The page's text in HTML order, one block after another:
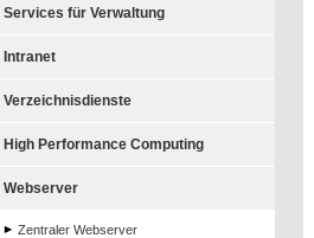
Services für Verwaltung
Intranet
Verzeichnisdienste
High Performance Computing
Webserver
Zentraler Webserver